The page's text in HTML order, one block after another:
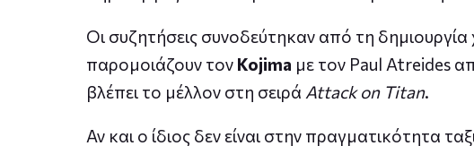
Οι συζητήσεις συνοδεύτηκαν από τη δημιουργία
παρομοιάζουν τον Kojima με τον Paul Atreides
βλέπει το μέλλον στη σειρά Attack on Titan.
Αν και ο ίδιος δεν είναι στην πραγματικότητα